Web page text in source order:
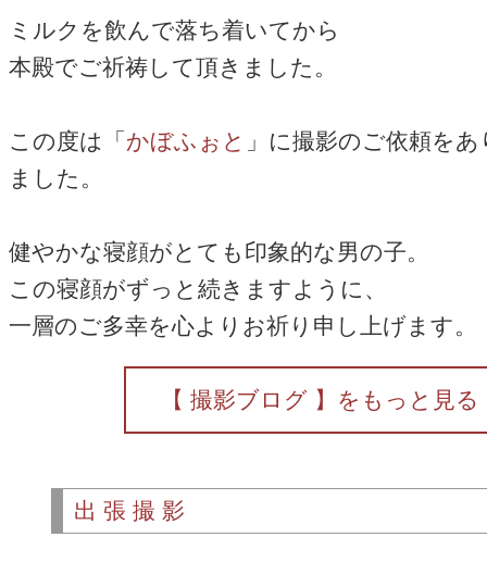
ミルクを飲んで落ち着いてから
本殿でご祈祷して頂きました。
この度は「 かぼふぉと 」に撮影のご依頼を
ました。
健やかな寝顔がとても印象的な男の子。
この寝顔がずっと続きますように、
一層のご多幸を心よりお祈り申し上げます。
【 撮影ブログ 】をもっと見
出張撮影